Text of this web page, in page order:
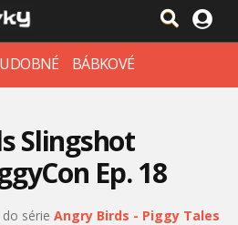
BÁBKOVÉ
Slingshot
Ep. 18
série Angry Birds - Piggy Tales